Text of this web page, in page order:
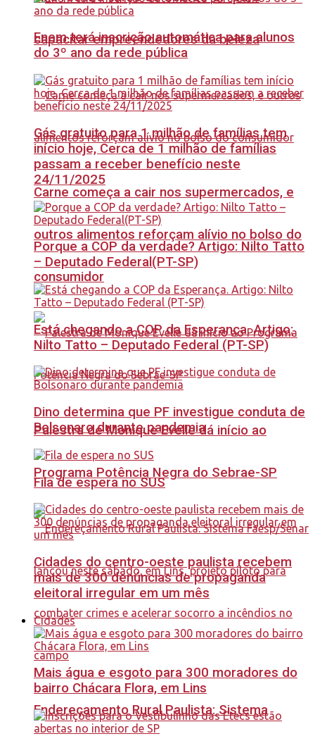
capacitar empreendedores da beleza
Carne começa a cair nos supermercados, e
outros alimentos reforçam alívio no bolso do
consumidor
Palestra de Monique Evelle dá início ao
Programa Potência Negra do Sebrae-SP
Endereçamento Rural Paulista: Sistema
Enem terá inscrição automática para alunos
do 3º ano da rede pública
Gás gratuito para 1 milhão de famílias tem
início hoje, Cerca de 1 milhão de famílias
passam a receber benefício neste
24/11/2025
Porque a COP da verdade? Artigo: Nilto Tatto
– Deputado Federal(PT-SP)
Está chegando a COP da Esperança. Artigo:
Nilto Tatto – Deputado Federal (PT-SP)
Dino determina que PF investigue conduta de
Bolsonaro durante pandemia
Fila de espera no SUS
Cidades do centro-oeste paulista recebem
mais de 300 denúncias de propaganda
eleitoral irregular em um mês
Cidades
Mais água e esgoto para 300 moradores do
bairro Chácara Flora, em Lins